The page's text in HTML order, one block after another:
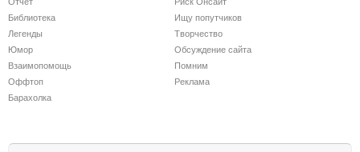
Библиотека
Ищу попутчиков
Легенды
Творчество
Юмор
Обсуждение сайта
Взаимопомощь
Помним
Оффтоп
Реклама
Барахолка